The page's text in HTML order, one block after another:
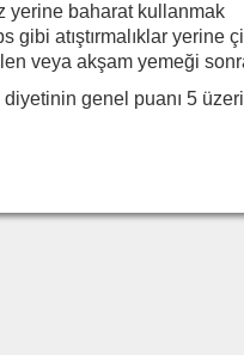
yerine baharat kullanmak
gibi atıştırmalıklar yerine
veya akşam yemeği
genel puanı 5